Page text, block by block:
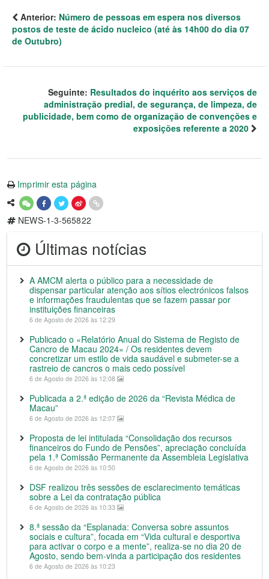
Anterior: Número de pessoas em espera nos diversos
postos de teste de ácido nucleico (até às 14h00 do dia 07
de Outubro)
Seguinte: Resultados do inquérito aos serviços de
administração predial, de segurança, de limpeza, de
publicidade, bem como de organização de convenções e
exposições referente a 2020
Imprimir esta página
NEWS-1-3-565822
Últimas notícias
A AMCM alerta o público para a necessidade de
dispensar particular atenção aos sítios electrónicos falsos
e informações fraudulentas que se fazem passar por
instituições financeiras
6 de Agosto de 2026 às 12:29
Publicado o «Relatório Anual do Sistema de Registo de
Cancro de Macau 2024» / Os residentes devem
concretizar um estilo de vida saudável e submeter-se a
rastreio de cancros o mais cedo possível
6 de Agosto de 2026 às 12:08
Publicada a 2.ª edição de 2026 da “Revista Médica de
Macau”
6 de Agosto de 2026 às 12:07
Proposta de lei intitulada “Consolidação dos recursos
financeiros do Fundo de Pensões”, apreciação concluída
pela 1.ª Comissão Permanente da Assembleia Legislativa
6 de Agosto de 2026 às 10:50
DSF realizou três sessões de esclarecimento temáticas
sobre a Lei da contratação pública
6 de Agosto de 2026 às 10:33
8.ª sessão da “Esplanada: Conversa sobre assuntos
sociais e cultura”, focada em “Vida cultural e desportiva
para activar o corpo e a mente”, realiza-se no dia 20 de
Agosto, sendo bem-vinda a participação dos residentes
6 de Agosto de 2026 às 10:23